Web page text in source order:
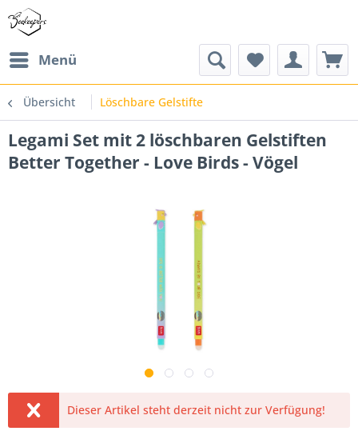
Menü
Übersicht Löschbare Gelstifte
Legami Set mit 2 löschbaren Gelstiften
Better Together - Love Birds - Vögel
Dieser Artikel steht derzeit nicht zur Verfügung!